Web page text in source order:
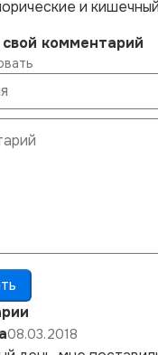
и
комментарий
08.03.2018